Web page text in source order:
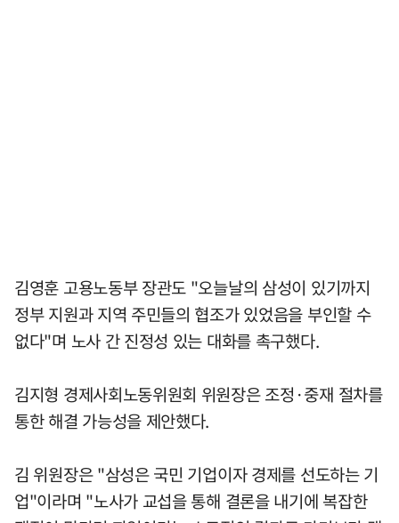
김영훈 고용노동부 장관도 "오늘날의 삼성이 있기까지
정부 지원과 지역 주민들의 협조가 있었음을 부인할 수
없다"며 노사 간 진정성 있는 대화를 촉구했다.
김지형 경제사회노동위원회 위원장은 조정·중재 절차를
통한 해결 가능성을 제안했다.
김 위원장은 "삼성은 국민 기업이자 경제를 선도하는 기
업"이라며 "노사가 교섭을 통해 결론을 내기에 복잡한